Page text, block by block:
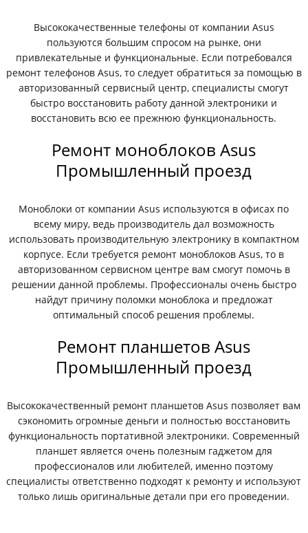
Высококачественные телефоны от компании Asus
пользуются большим спросом на рынке, они
привлекательные и функциональные. Если потребовался
ремонт телефонов Asus, то следует обратиться за помощью в
авторизованный сервисный центр, специалисты смогут
быстро восстановить работу данной электроники и
восстановить всю ее прежнюю функциональность.
Ремонт моноблоков Asus
Промышленный проезд
Моноблоки от компании Asus используются в офисах по
всему миру, ведь производитель дал возможность
использовать производительную электронику в компактном
корпусе. Если требуется ремонт моноблоков Asus, то в
авторизованном сервисном центре вам смогут помочь в
решении данной проблемы. Профессионалы очень быстро
найдут причину поломки моноблока и предложат
оптимальный способ решения проблемы.
Ремонт планшетов Asus
Промышленный проезд
Высококачественный ремонт планшетов Asus позволяет вам
сэкономить огромные деньги и полностью восстановить
функциональность портативной электроники. Современный
планшет является очень полезным гаджетом для
профессионалов или любителей, именно поэтому
специалисты ответственно подходят к ремонту и используют
только лишь оригинальные детали при его проведении.